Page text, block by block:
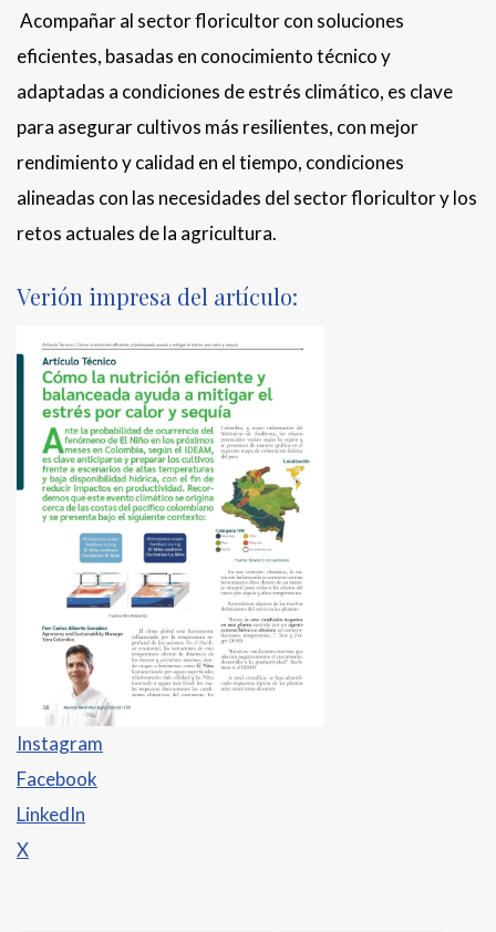
Acompañar al sector floricultor con soluciones
eficientes, basadas en conocimiento técnico y
adaptadas a condiciones de estrés climático, es clave
para asegurar cultivos más resilientes, con mejor
rendimiento y calidad en el tiempo, condiciones
alineadas con las necesidades del sector floricultor y los
retos actuales de la agricultura.
Verión impresa del artículo:
Instagram
Facebook
LinkedIn
X